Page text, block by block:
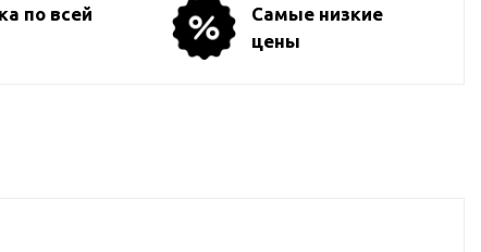
по всей
Самые низкие
цены